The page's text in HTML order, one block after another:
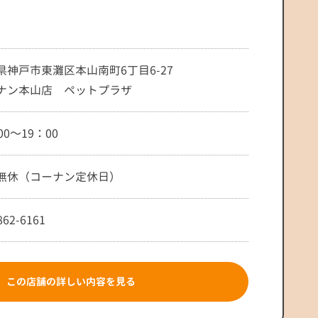
神戸市東灘区本山南町6丁目6-27
ン本山店 ペットプラザ
～19：00
休（コーナン定休日）
6161
この店舗の詳しい内容を見る